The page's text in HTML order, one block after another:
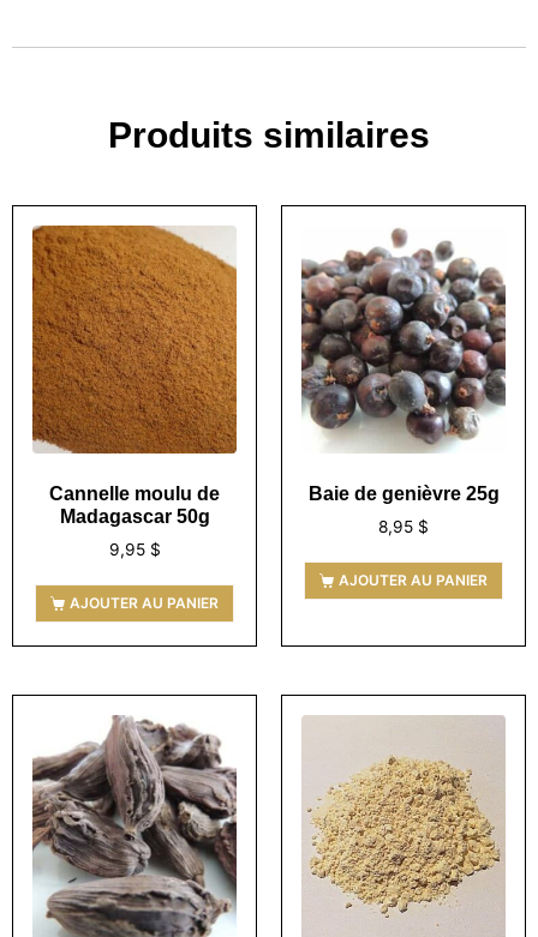
Produits similaires
Cannelle moulu de
Madagascar 50g
9,95 $
AJOUTER AU PANIER
Baie de genièvre 25g
8,95 $
AJOUTER AU PANIER